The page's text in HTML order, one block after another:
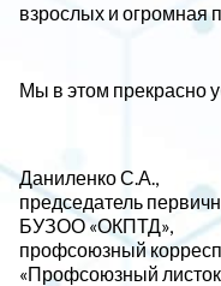
взрослых и огромная
Мы в этом прекрасно
Даниленко С.А.,
председатель
БУЗОО «ОКПТД»,
профсоюзный
«Профсоюзный